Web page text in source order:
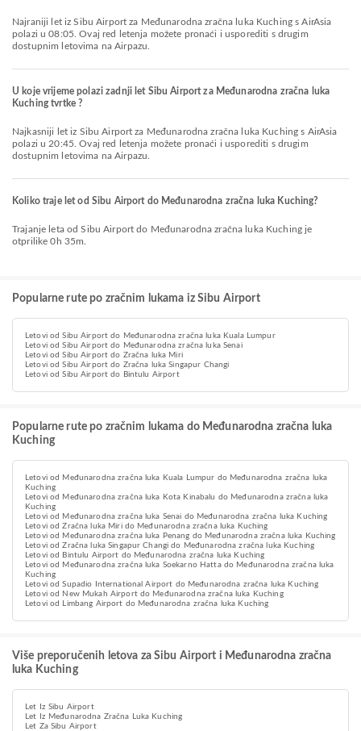
Najraniji let iz Sibu Airport za Međunarodna zračna luka Kuching s AirAsia
polazi u 08:05. Ovaj red letenja možete pronaći i usporediti s drugim
dostupnim letovima na Airpazu.
U koje vrijeme polazi zadnji let Sibu Airport za Međunarodna zračna luka
Kuching tvrtke ?
Najkasniji let iz Sibu Airport za Međunarodna zračna luka Kuching s AirAsia
polazi u 20:45. Ovaj red letenja možete pronaći i usporediti s drugim
dostupnim letovima na Airpazu.
Koliko traje let od Sibu Airport do Međunarodna zračna luka Kuching?
Trajanje leta od Sibu Airport do Međunarodna zračna luka Kuching je
otprilike 0h 35m.
Popularne rute po zračnim lukama iz Sibu Airport
Letovi od Sibu Airport do Međunarodna zračna luka Kuala Lumpur
Letovi od Sibu Airport do Međunarodna zračna luka Senai
Letovi od Sibu Airport do Zračna luka Miri
Letovi od Sibu Airport do Zračna luka Singapur Changi
Letovi od Sibu Airport do Bintulu Airport
Popularne rute po zračnim lukama do Međunarodna zračna luka
Kuching
Letovi od Međunarodna zračna luka Kuala Lumpur do Međunarodna zračna luka
Kuching
Letovi od Međunarodna zračna luka Kota Kinabalu do Međunarodna zračna luka
Kuching
Letovi od Međunarodna zračna luka Senai do Međunarodna zračna luka Kuching
Letovi od Zračna luka Miri do Međunarodna zračna luka Kuching
Letovi od Međunarodna zračna luka Penang do Međunarodna zračna luka Kuching
Letovi od Zračna luka Singapur Changi do Međunarodna zračna luka Kuching
Letovi od Bintulu Airport do Međunarodna zračna luka Kuching
Letovi od Međunarodna zračna luka Soekarno Hatta do Međunarodna zračna luka
Kuching
Letovi od Supadio International Airport do Međunarodna zračna luka Kuching
Letovi od New Mukah Airport do Međunarodna zračna luka Kuching
Letovi od Limbang Airport do Međunarodna zračna luka Kuching
Više preporučenih letova za Sibu Airport i Međunarodna zračna
luka Kuching
Let Iz Sibu Airport
Let Iz Međunarodna Zračna Luka Kuching
Let Za Sibu Airport